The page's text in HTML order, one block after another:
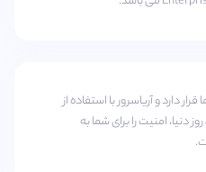
دارد و آریاسرور با استفاده از
دنیا، امنیت را برای شما به